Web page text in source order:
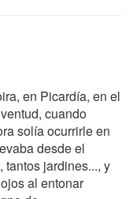
en Picardía, en el
cuando
solía ocurrirle en
desde el
tantos jardines..., y
al entonar